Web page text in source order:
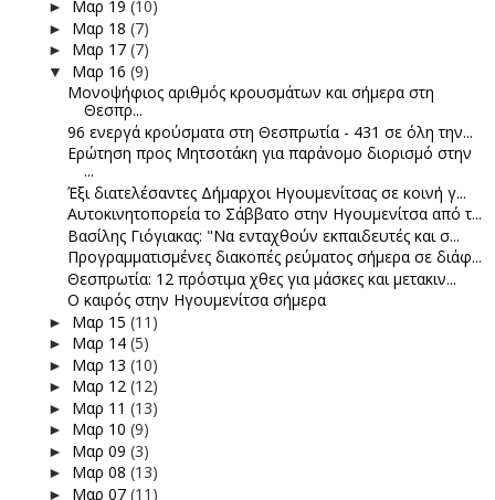
► Μαρ 19 (10)
► Μαρ 18 (7)
► Μαρ 17 (7)
▼ Μαρ 16 (9)
Μονοψήφιος αριθμός κρουσμάτων και σήμερα στη
Θεσπρ...
96 ενεργά κρούσματα στη Θεσπρωτία - 431 σε όλη την...
Ερώτηση προς Μητσοτάκη για παράνομο διορισμό στην
...
Έξι διατελέσαντες Δήμαρχοι Ηγουμενίτσας σε κοινή γ...
Αυτοκινητοπορεία το Σάββατο στην Ηγουμενίτσα από τ...
Βασίλης Γιόγιακας: "Να ενταχθούν εκπαιδευτές και σ...
Προγραμματισμένες διακοπές ρεύματος σήμερα σε διάφ...
Θεσπρωτία: 12 πρόστιμα χθες για μάσκες και μετακιν...
Ο καιρός στην Ηγουμενίτσα σήμερα
► Μαρ 15 (11)
► Μαρ 14 (5)
► Μαρ 13 (10)
► Μαρ 12 (12)
► Μαρ 11 (13)
► Μαρ 10 (9)
► Μαρ 09 (3)
► Μαρ 08 (13)
► Μαρ 07 (11)